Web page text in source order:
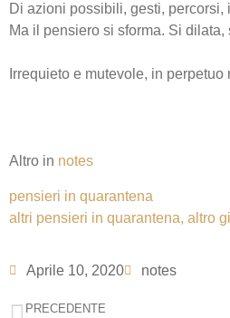
Di azioni possibili, gesti, percorsi,
Ma il pensiero si sforma. Si
Irrequieto e mutevole, in
Altro in notes
pensieri in quarantena
altri pensieri in quarantena, altro
Aprile 10, 2020 notes
PRECEDENTE